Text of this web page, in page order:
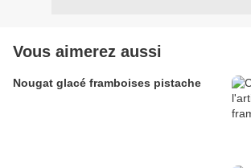
Vous aimerez aussi
Nougat glacé framboises pistache